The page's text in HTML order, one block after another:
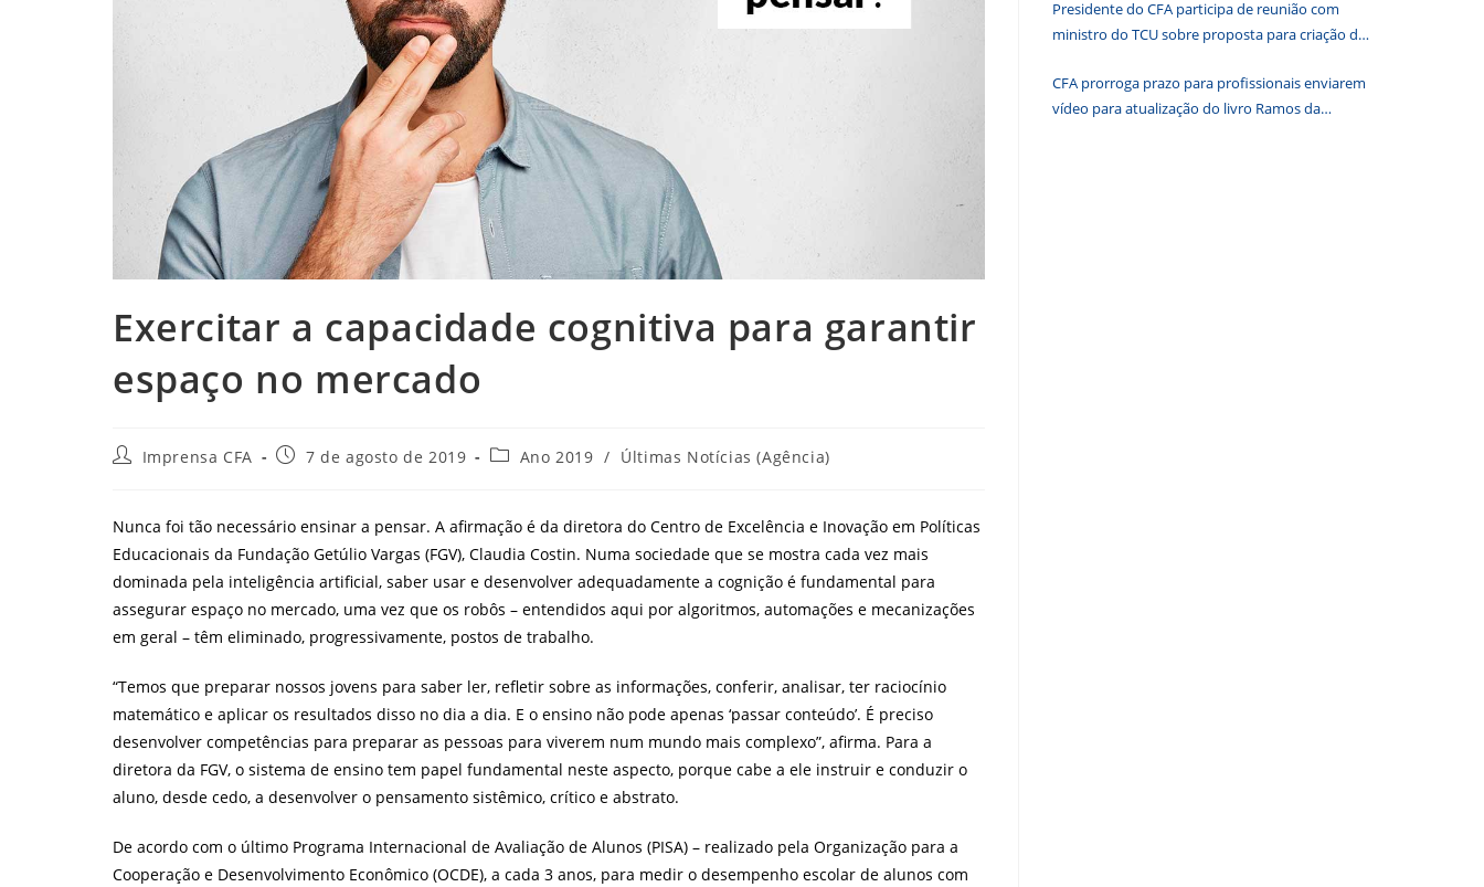
Exercitar a capacidade cognitiva para garantir
espaço no mercado
AutorImprensa CFA
Post7 de agosto de 2019
Categoria
Ano 2019 / Últimas Notícias (Agência)
Nunca foi tão necessário ensinar a pensar. A afirmação é da diretora do Centro de Excelência e Inovação em Políticas
Educacionais da Fundação Getúlio Vargas (FGV), Claudia Costin. Numa sociedade que se mostra cada vez mais
dominada pela inteligência artificial, saber usar e desenvolver adequadamente a cognição é fundamental para
assegurar espaço no mercado, uma vez que os robôs – entendidos aqui por algoritmos, automações e mecanizações
em geral – têm eliminado, progressivamente, postos de trabalho.
“Temos que preparar nossos jovens para saber ler, refletir sobre as informações, conferir, analisar, ter raciocínio
matemático e aplicar os resultados disso no dia a dia. E o ensino não pode apenas ‘passar conteúdo’. É preciso
desenvolver competências para preparar as pessoas para viverem num mundo mais complexo”, afirma. Para a
diretora da FGV, o sistema de ensino tem papel fundamental neste aspecto, porque cabe a ele instruir e conduzir o
aluno, desde cedo, a desenvolver o pensamento sistêmico, crítico e abstrato.
De acordo com o último Programa Internacional de Avaliação de Alunos (PISA) – realizado pela Organização para a
Cooperação e Desenvolvimento Econômico (OCDE), a cada 3 anos, para medir o desempenho escolar de alunos com
Presidente do CFA participa de reunião com
ministro do TCU sobre proposta para criação de
CFA prorroga prazo para profissionais enviarem
vídeo para atualização do livro Ramos da